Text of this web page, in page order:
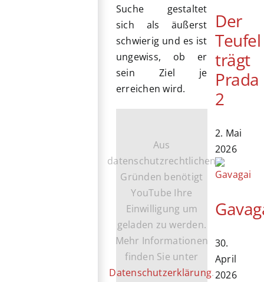
Suche gestaltet
sich als äußerst
schwierig und es ist
ungewiss, ob er
sein Ziel je
erreichen wird.
Aus
datenschutzrechtlichen
Gründen benötigt
YouTube Ihre
Einwilligung um
geladen zu werden.
Mehr Informationen
finden Sie unter
Datenschutzerklärung.
Der
Teufel
trägt
Prada
2
2. Mai
2026
30.
April
2026